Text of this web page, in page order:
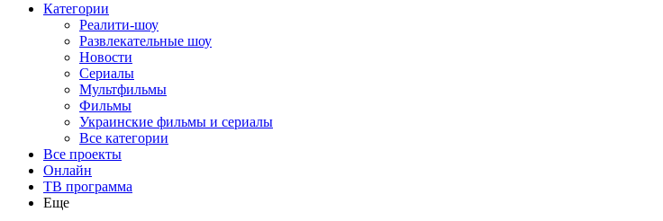
Категории
Реалити-шоу
Развлекательные шоу
Новости
Сериалы
Мультфильмы
Фильмы
Украинские фильмы и сериалы
Все категории
Все проекты
Онлайн
ТВ программа
Еще